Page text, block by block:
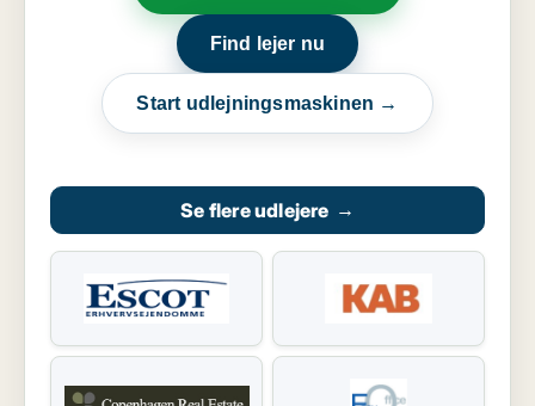
Find lejer nu
Start udlejningsmaskinen →
Se flere udlejere →